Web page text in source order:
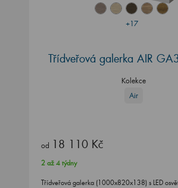
+17
Třídveřová galerka AIR
Kolekce
Air
od 18 110 Kč
2 až 4 týdny
Třídveřová galerka (1000x820x138) s LED